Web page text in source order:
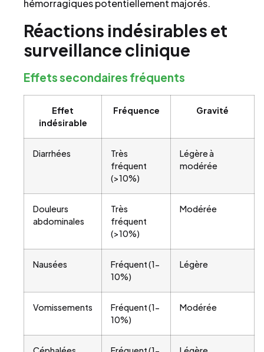
hémorragiques potentiellement majorés.
Réactions indésirables et
surveillance clinique
Effets secondaires fréquents
Effet
indésirable
Fréquence Gravité
Diarrhées
Très
fréquent
(>10%)
Légère à
modérée
Douleurs
abdominales
Très
fréquent
(>10%)
Modérée
Nausées
Fréquent (1-
10%)
Légère
Vomissements
Fréquent (1-
10%)
Modérée